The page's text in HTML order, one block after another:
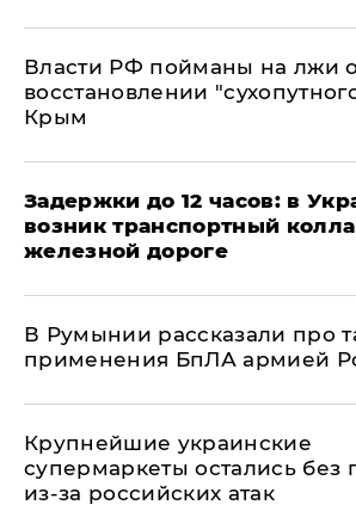
Власти РФ пойманы на лжи о
восстановлении
Крым
Задержки до 12 часов: в
возник транспортный
железной дороге
В Румынии рассказали про
применения БпЛА армией
Крупнейшие украинские
супермаркеты остались без
из-за российских атак